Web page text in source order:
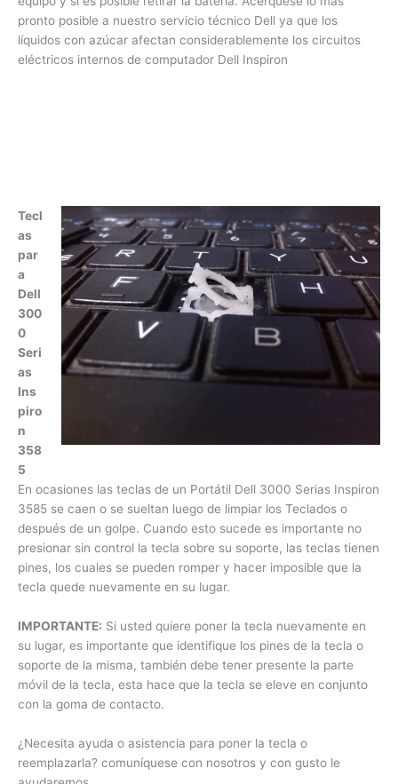
el equipo y si es posible retirar la batería. Acérquese lo más
pronto posible a nuestro servicio técnico Dell ya que los
líquidos con azúcar afectan considerablemente los circuitos
eléctricos internos de computador Dell Inspiron
T
e
cl
a
s
p
a
r
a
D
el
l
3
000 Serias Inspiron 3585
En ocasiones las teclas de un Portátil Dell 3000 Serias
Inspiron 3585 se caen o se sueltan luego de limpiar los
Teclados o después de un golpe. Cuando esto sucede es
importante no presionar sin control la tecla sobre su soporte,
las teclas tienen pines, los cuales se pueden romper y hacer
imposible que la tecla quede nuevamente en su lugar.
IMPORTANTE: Si usted quiere poner la tecla nuevamente en
su lugar, es importante que identifique los pines de la tecla o
soporte de la misma, también debe tener presente la parte
móvil de la tecla, esta hace que la tecla se eleve en
conjunto con la goma de contacto.
¿Necesita ayuda o asistencia para poner la tecla o
reemplazarla? comuníquese con nosotros y con gusto le